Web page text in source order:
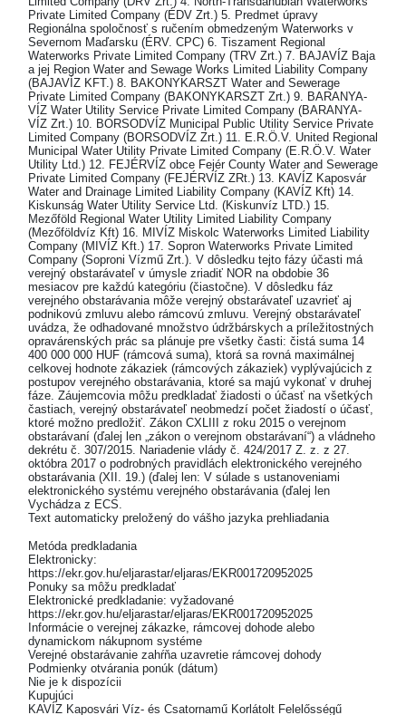
Private Limited Company (ÉDV Zrt.) 5. Predmet úpravy
Regionálna spoločnosť s ručením obmedzeným Waterworks v
Severnom Maďarsku (ÉRV. CPC) 6. Tiszament Regional
Waterworks Private Limited Company (TRV Zrt.) 7. BAJAVÍZ Baja
a jej Region Water and Sewage Works Limited Liability Company
(BAJAVÍZ KFT.) 8. BAKONYKARSZT Water and Sewerage
Private Limited Company (BAKONYKARSZT Zrt.) 9. BARANYA-
VÍZ Water Utility Service Private Limited Company (BARANYA-
VÍZ Zrt.) 10. BORSODVÍZ Municipal Public Utility Service Private
Limited Company (BORSODVÍZ Zrt.) 11. E.R.Ö.V. United Regional
Municipal Water Utility Private Limited Company (E.R.Ö.V. Water
Utility Ltd.) 12. FEJÉRVÍZ obce Fejér County Water and Sewerage
Private Limited Company (FEJÉRVÍZ ZRt.) 13. KAVÍZ Kaposvár
Water and Drainage Limited Liability Company (KAVÍZ Kft) 14.
Kiskunság Water Utility Service Ltd. (Kiskunvíz LTD.) 15.
Mezőföld Regional Water Utility Limited Liability Company
(Mezőföldvíz Kft) 16. MIVÍZ Miskolc Waterworks Limited Liability
Company (MIVÍZ Kft.) 17. Sopron Waterworks Private Limited
Company (Soproni Vízmű Zrt.). V dôsledku tejto fázy účasti má
verejný obstarávateľ v úmysle zriadiť NOR na obdobie 36
mesiacov pre každú kategóriu (čiastočne). V dôsledku fáz
verejného obstarávania môže verejný obstarávateľ uzavrieť aj
podnikovú zmluvu alebo rámcovú zmluvu. Verejný obstarávateľ
uvádza, že odhadované množstvo údržbárskych a príležitostných
opravárenských prác sa plánuje pre všetky časti: čistá suma 14
400 000 000 HUF (rámcová suma), ktorá sa rovná maximálnej
celkovej hodnote zákaziek (rámcových zákaziek) vyplývajúcich z
postupov verejného obstarávania, ktoré sa majú vykonať v druhej
fáze. Záujemcovia môžu predkladať žiadosti o účasť na všetkých
častiach, verejný obstarávateľ neobmedzí počet žiadostí o účasť,
ktoré možno predložiť. Zákon CXLIII z roku 2015 o verejnom
obstarávaní (ďalej len „zákon o verejnom obstarávaní“) a vládneho
dekrétu č. 307/2015. Nariadenie vlády č. 424/2017 Z. z. z 27.
októbra 2017 o podrobných pravidlách elektronického verejného
obstarávania (XII. 19.) (ďalej len: V súlade s ustanoveniami
elektronického systému verejného obstarávania (ďalej len
Vychádza z ECS.
Text automaticky preložený do vášho jazyka prehliadania
Metóda predkladania
Elektronicky:
https://ekr.gov.hu/eljarastar/eljaras/EKR001720952025
Ponuky sa môžu predkladať
Elektronické predkladanie: vyžadované
https://ekr.gov.hu/eljarastar/eljaras/EKR001720952025
Informácie o verejnej zákazke, rámcovej dohode alebo
dynamickom nákupnom systéme
Verejné obstarávanie zahŕňa uzavretie rámcovej dohody
Podmienky otvárania ponúk (dátum)
Nie je k dispozícii
Kupujúci
KAVÍZ Kaposvári Víz- és Csatornamű Korlátolt Felelősségű